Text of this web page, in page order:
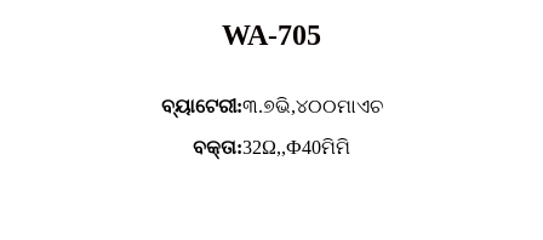
WA-705
ବ୍ୟାଟେରୀ:୩.୭ଭି,୪୦୦ମାଏଚ
ବକ୍ତା:32Ω,,Ф40ମିମି